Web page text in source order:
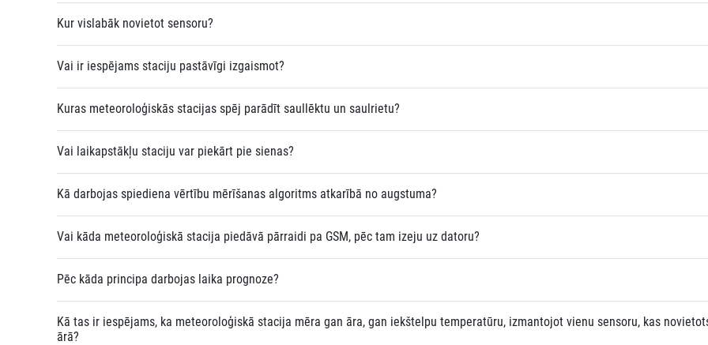
Kur vislabāk novietot sensoru?
Vai ir iespējams staciju pastāvīgi izgaismot?
Kuras meteoroloģiskās stacijas spēj parādīt saullēktu un saulrietu?
Vai laikapstākļu staciju var piekārt pie sienas?
Kā darbojas spiediena vērtību mērīšanas algoritms atkarībā no augstuma?
Vai kāda meteoroloģiskā stacija piedāvā pārraidi pa GSM, pēc tam izeju uz datoru?
Pēc kāda principa darbojas laika prognoze?
Kā tas ir iespējams, ka meteoroloģiskā stacija mēra gan āra, gan iekštelpu temperatūru, izmantojot vienu sensoru, kas
ārā?